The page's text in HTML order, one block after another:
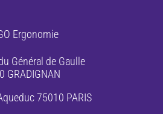
Ergonomie
Général de Gaulle
GRADIGNAN
75010 PARIS